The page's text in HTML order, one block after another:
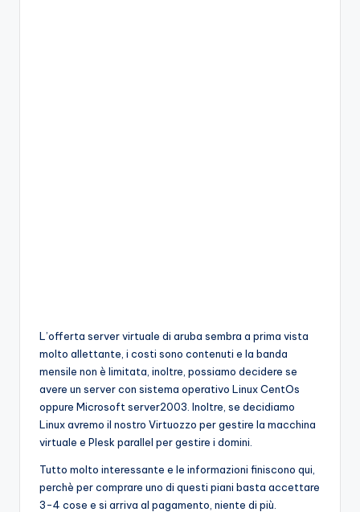
L’offerta server virtuale di aruba sembra a prima vista
molto allettante, i costi sono contenuti e la banda
mensile non è limitata, inoltre, possiamo decidere se
avere un server con sistema operativo Linux CentOs
oppure Microsoft server2003. Inoltre, se decidiamo
Linux avremo il nostro Virtuozzo per gestire la macchina
virtuale e Plesk parallel per gestire i domini.
Tutto molto interessante e le informazioni finiscono qui,
perchè per comprare uno di questi piani basta accettare
3-4 cose e si arriva al pagamento, niente di più.